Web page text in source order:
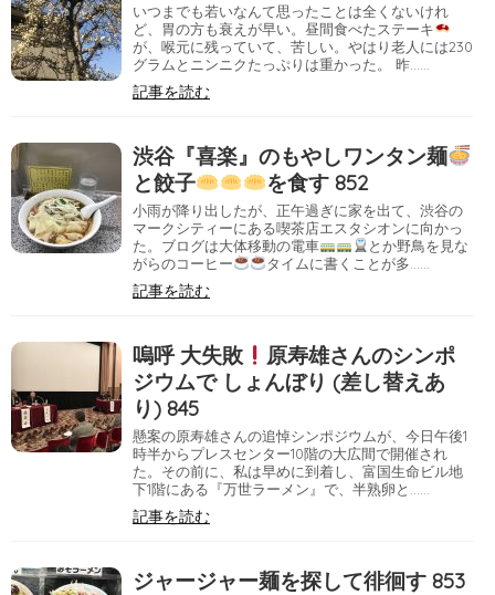
いつまでも若いなんて思ったことは全くないけれ
ど、胃の方も衰えが早い。昼間食べたステーキ
が、喉元に残っていて、苦しい。やはり老人には230
グラムとニンニクたっぷりは重かった。 昨……
記事を読む
渋谷『喜楽』のもやしワンタン麺
と餃子
を食す 852
小雨が降り出したが、正午過ぎに家を出て、渋谷の
マークシティーにある喫茶店エスタシオンに向かっ
た。ブログは大体移動の電車
とか野鳥を見な
がらのコーヒー
タイムに書くことが多……
記事を読む
嗚呼 大失敗
原寿雄さんのシンポ
ジウムで しょんぼり (差し替えあ
り) 845
懸案の原寿雄さんの追悼シンポジウムが、今日午後1
時半からプレスセンター10階の大広間で開催され
た。その前に、私は早めに到着し、富国生命ビル地
下1階にある『万世ラーメン』で、半熟卵と……
記事を読む
ジャージャー麺を探して徘徊す 853